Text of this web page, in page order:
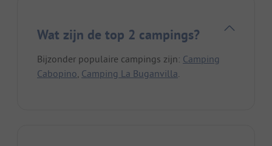
Wat zijn de top 2 campings?
Bijzonder populaire campings zijn: Camping
Cabopino Camping La Buganvilla